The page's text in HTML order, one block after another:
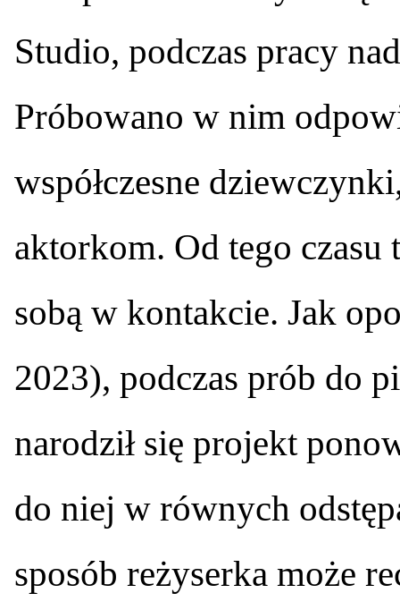
Studio, podczas pracy
Próbowano w nim
współczesne
aktorkom. Od tego czasu
sobą w kontakcie. Jak
2023), podczas prób do
narodził się projekt
do niej w równych
sposób reżyserka może